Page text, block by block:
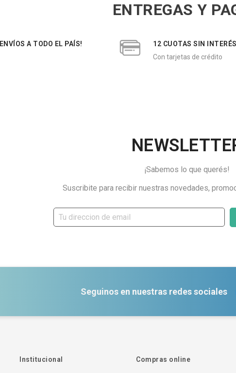
ENTREGAS Y
ENVÍOS A TODO EL PAÍS!
12 CUOTAS SIN INTERÉS
Con tarjetas de crédito
¡Sabemos lo que querés!
Suscribite para recibir nuestras novedades,
Seguinos en nuestras redes sociales
Institucional Compras online